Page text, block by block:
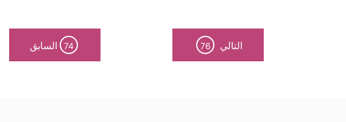
التالي 76
74 السابق